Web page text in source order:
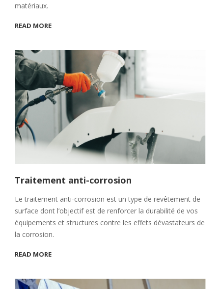
matériaux.
READ MORE
Traitement anti-corrosion
Le traitement anti-corrosion est un type de revêtement de
surface dont l’objectif est de renforcer la durabilité de vos
équipements et structures contre les effets dévastateurs de
la corrosion.
READ MORE